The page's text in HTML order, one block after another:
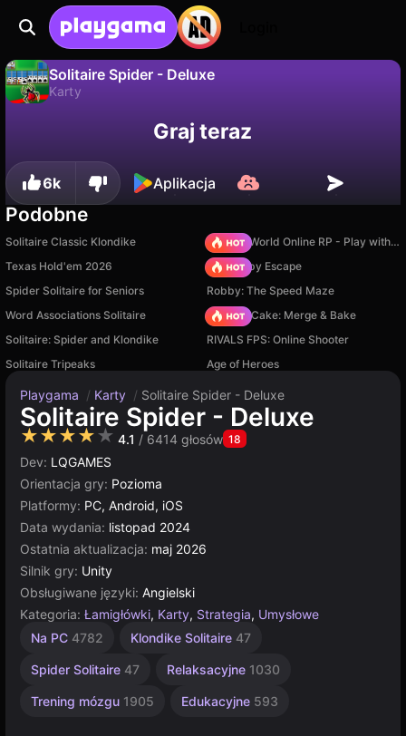
Solitaire Spider - Deluxe
Karty
Zapisz postępy! Nie
Graj teraz
6k Aplikacja
Podobne
Solitaire Classic Klondike
Sprunki World Online RP - Play with Friends!
Texas Hold'em 2026
Your Obby Escape
Spider Solitaire for Seniors
Robby: The Speed Maze
Word Associations Solitaire
Piece of Cake: Merge & Bake
Solitaire: Spider and Klondike
RIVALS FPS: Online Shooter
Solitaire Tripeaks
Age of Heroes
Playgama / Karty / Solitaire Spider - Deluxe
Solitaire Spider - Deluxe
★★★★★ 4.1 / 6414 głosów 18
Dev: LQGAMES
Orientacja gry: Pozioma
Platformy: PC, Android, iOS
Data wydania: listopad 2024
Ostatnia aktualizacja: maj 2026
Silnik gry: Unity
Obsługiwane języki: Angielski
Kategoria: Łamigłówki, Karty, Strategia, Umysłowe
Na PC 4782 Klondike Solitaire 47
Spider Solitaire 47 Relaksacyjne 1030
Trening mózgu 1905 Edukacyjne 593
Łamigłówki
Zręcznościowe
Jednoosobowe
Rosyjskie
Multiplayer
Unity
3175